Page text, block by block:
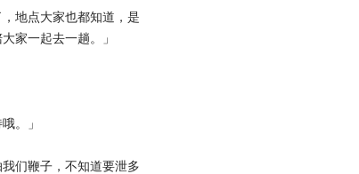
地点大家也都知道，是
家一起去一趟。」
。」
们鞭子，不知道要泄多